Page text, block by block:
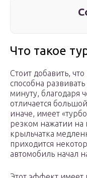
Что такое
Стоит добавить,
способна
минуту, благодаря
отличается
иначе, имеет
резком нажатии на
крыльчатка
приходится
автомобиль начал